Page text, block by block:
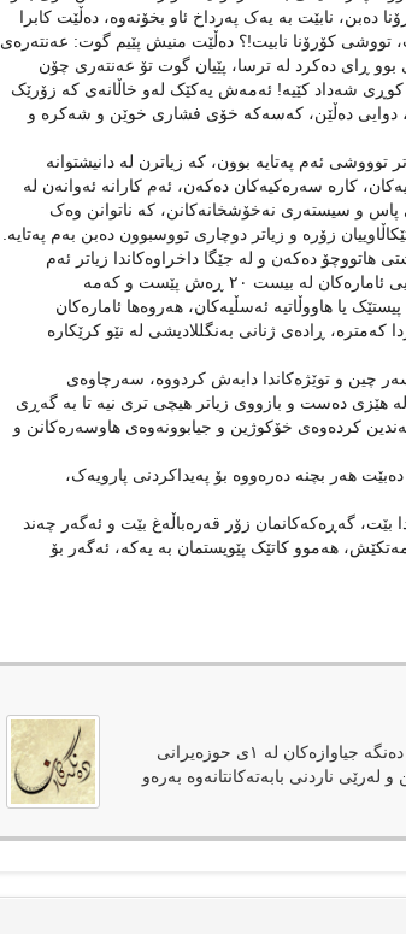
دەبن، نابێت بە یەک پەرداخ ئاو بخۆنەوە، دەڵێت کابرا
تووشی کۆرۆنا نابیت!؟ دەڵێت منیش پێیم گوت: عەنتەرەی
ڕای دەکرد لە ترسا، پێیان گوت تۆ عەنتەری چۆن
کوڕی شەداد کێیە! ئەمەش یەکێک لەو خاڵانەی کە زۆرێک
دوایی دەڵێن، کەسەکە خۆی فشاری خوێن و شەکرە و
ئەم پەتایە بوون، کە زیاترن لە دانیشتوانە
کارە سەرەکیەکان دەکەن، ئەم کارانە ئەوانەن لە
پاس و سیستەری نەخۆشخانەکانن، کە ناتوانن وەک
زۆرە و زیاتر دوچاری تووسبوون دەبن بەم پەتایە.
هاتووچۆ دەکەن و لە جێگا داخراوەکاندا زیاتر ئەم
ڤایرۆسە بڵاووە. یا بە گشتی گەڕەکە هەژارنشینەکان، زیاتر قەرەباڵەغ و تێکەڵاووە. بە پیی ئامارەکان لە بیست ٢٠ ڕەش پێست و کەمە
یا هاووڵاتیە ئەسڵیەکان، هەروەها ئامارەکان
کەمترە، ڕادەی ژنانی بەنگللادیشی لە نێو کرێکارە
سەر چین و توێژەکاندا دابەش کردووە، سەرچاوەی
هێزی دەست و بازووی زیاتر هیچی تری نیە تا بە گەڕی
کردەوەی خۆکوژین و جیابوونەوەی هاوسەرەکانن و
ببارێت، دەبێت هەر بچنە دەرەووە بۆ پەیداکردنی پارویەک،
بێت، گەڕەکەکانمان زۆر قەرەباڵەغ بێت و ئەگەر چەند
هەموو کاتێک پێویستمان بە یەکە، ئەگەر بۆ
دەنگەکان وەک رۆژنامەیەکی ئەلکترۆنی لەپێناوی فەراهەمکردنی سەکۆیەکی ئازاد بۆ دەنگە جیاوازەکان لە ١ی حوزەیرانی
لەرێی ناردنی بابەتەکانتانەوە بەرەو